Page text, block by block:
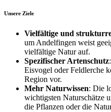
Unsere Ziele
Vielfältige und
um Andelfingen weist
vielfältige Natur auf.
Spezifischer Artenschutz
Eisvogel oder Feldlerche
Region vor.
Mehr Naturwissen: Die
wichtigsten Naturschätze
die Pflanzen oder die